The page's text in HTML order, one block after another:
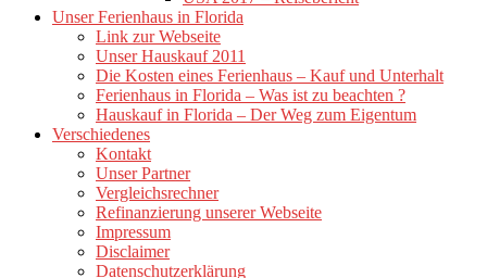
Unser Ferienhaus in Florida
Link zur Webseite
Unser Hauskauf 2011
Die Kosten eines Ferienhaus – Kauf und Unterhalt
Ferienhaus in Florida – Was ist zu beachten ?
Hauskauf in Florida – Der Weg zum Eigentum
Verschiedenes
Kontakt
Unser Partner
Vergleichsrechner
Refinanzierung unserer Webseite
Impressum
Disclaimer
Datenschutzerklärung